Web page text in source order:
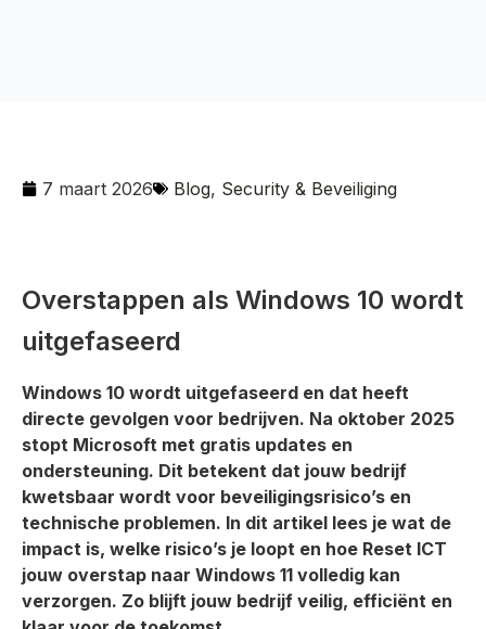
7 maart 2026 Blog, Security & Beveiliging
Overstappen als Windows 10 wordt
uitgefaseerd
Windows 10 wordt uitgefaseerd en dat heeft
directe gevolgen voor bedrijven. Na oktober 2025
stopt Microsoft met gratis updates en
ondersteuning. Dit betekent dat jouw bedrijf
kwetsbaar wordt voor beveiligingsrisico’s en
technische problemen. In dit artikel lees je wat de
impact is, welke risico’s je loopt en hoe Reset ICT
jouw overstap naar Windows 11 volledig kan
verzorgen. Zo blijft jouw bedrijf veilig, efficiënt en